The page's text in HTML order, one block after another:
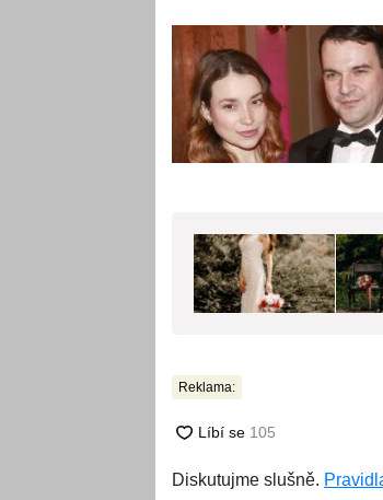
Reklama:
Diskutujme slušně.